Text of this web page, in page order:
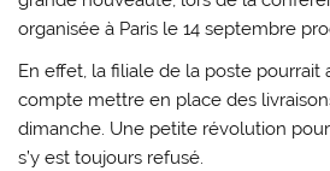
organisée à Paris le 14 septembre
En effet, la filiale de la poste pourrait
compte mettre en place des
dimanche. Une petite révolution
s’y est toujours refusé.